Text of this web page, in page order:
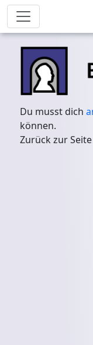
Du musst dich
können.
Zurück zur Seite